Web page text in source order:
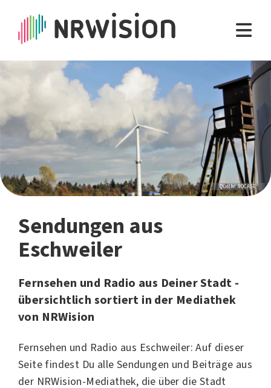
Sendungen aus
Eschweiler
Fernsehen und Radio aus Deiner Stadt -
übersichtlich sortiert in der Mediathek
von NRWision
Fernsehen und Radio aus Eschweiler: Auf dieser
Seite findest Du alle Sendungen und Beiträge aus
der NRWision-Mediathek, die über die Stadt
Quelle: NOCASE